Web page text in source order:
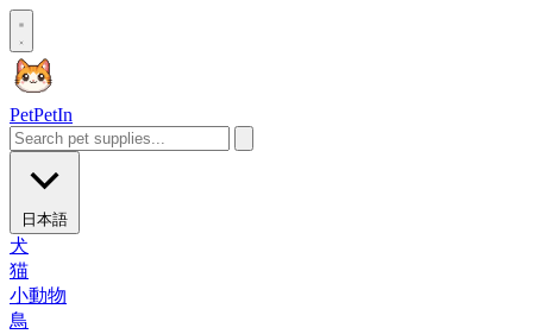
PetPetIn
日本語
犬
猫
小動物
鳥